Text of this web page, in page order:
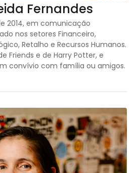
Fernandes
2014, em comunicação
nos setores Financeiro,
Retalho e Recursos Humanos.
Friends e de Harry Potter, e
convívio com família ou amigos.